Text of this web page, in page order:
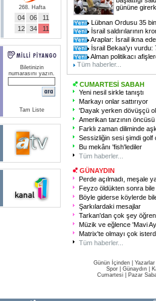
gününe
Lübnan Ordusu 35
İsrail saldırılarının
Araplar: İsrail ikna
İsrail Bekaa'yı vurdu:
Alman politikacı
Tüm haberler...
CUMARTESİ SABAH
Yeni nesil sirkle tanıştı
Markayı onlar sattırıyor
'Dayak yerken dövüşçü
Amerikan tarzının öncüsü
Farklı zaman diliminde aşk
Sessizliğin sesi şimdi golf
Bu mekânı 'fish'lediler
Tüm haberler...
GÜNAYDIN
Perde açılmadı, meşale
Feyzo öldükten sonra
Böyle giderse köylerde
Şarkılardaki mesajlar
Tarkan'dan çok şey
Müzik ve eğlence 'Mavi
Matrix'te olmayı çok
Tüm haberler...
268. Hafta
04 06
11
12
34 11
Biletinizin
numarasını yazın.
Tam Liste
Günün İçinden Yazarlar
Spor
Günaydın
Cumartesi
Pazar